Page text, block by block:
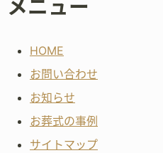
メニュー
HOME
お問い合わせ
お知らせ
お葬式の事例
サイトマップ